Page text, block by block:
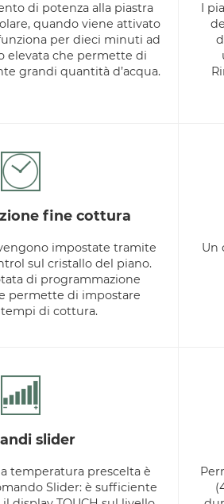
di potenza alla piastra
quando viene attivato
per dieci minuti ad
elevata che permette di
grandi quantità d’acqua.
I
fine cottura
impostate tramite
sul cristallo del piano.
di programmazione
permette di impostare
di cottura.
Un
slider
temperatura prescelta è
Slider: è sufficiente